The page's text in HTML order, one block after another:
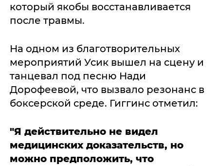
который якобы восстанавливается
после травмы.
На одном из благотворительных
мероприятий Усик вышел на сцену и
танцевал под песню Нади
Дорофеевой, что вызвало резонанс в
боксерской среде. Гиггинс отметил:
"Я действительно не видел
медицинских доказательств, но
можно предположить, что